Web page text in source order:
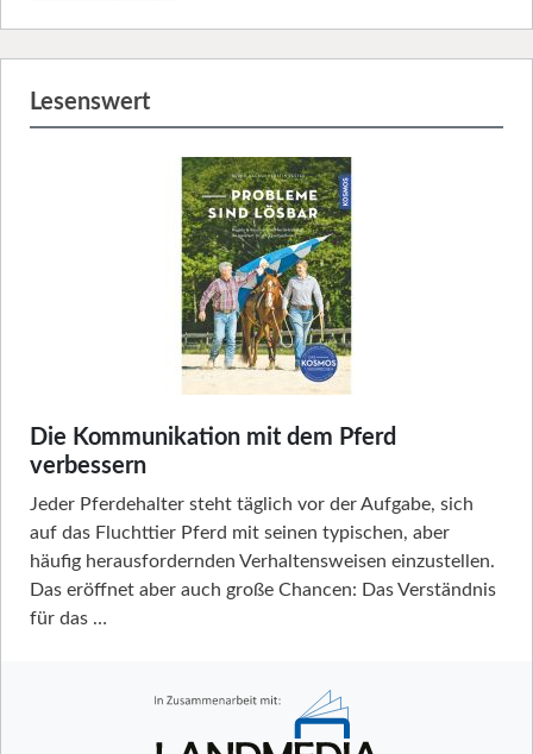
Lesenswert
Die Kommunikation mit dem Pferd
verbessern
Jeder Pferdehalter steht täglich vor der Aufgabe, sich
auf das Fluchttier Pferd mit seinen typischen, aber
häufig herausfordernden Verhaltensweisen einzustellen.
Das eröffnet aber auch große Chancen: Das Verständnis
für das …